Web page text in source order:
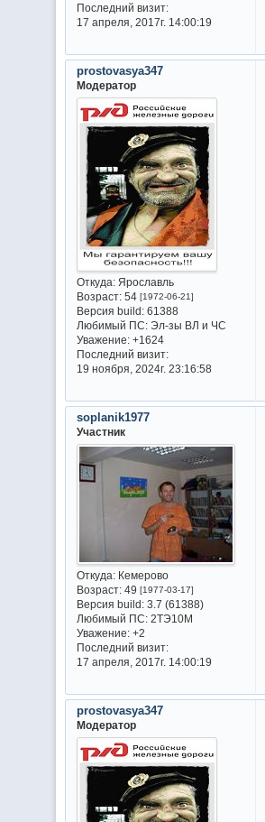
Последний визит:
17 апреля, 2017г. 14:00:19
prostovasya347
Модератор
Откуда:Ярославль
Возраст:54 [1972-06-21]
Версия build:61388
Любимый ПС:Эл-зы ВЛ и ЧС
Уважение: +1624
Последний визит:
19 ноября, 2024г. 23:16:58
soplanik1977
Участник
Откуда:Кемерово
Возраст:49 [1977-03-17]
Версия build:3.7 (61388)
Любимый ПС:2ТЭ10М
Уважение: +2
Последний визит:
17 апреля, 2017г. 14:00:19
prostovasya347
Модератор